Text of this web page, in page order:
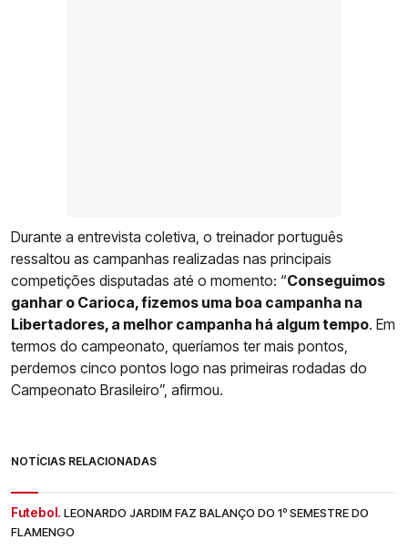
Durante a entrevista coletiva, o treinador português
ressaltou as campanhas realizadas nas principais
competições disputadas até o momento: “Conseguimos
ganhar o Carioca, fizemos uma boa campanha na
Libertadores, a melhor campanha há algum tempo. Em
termos do campeonato, queríamos ter mais pontos,
perdemos cinco pontos logo nas primeiras rodadas do
Campeonato Brasileiro”, afirmou.
NOTÍCIAS RELACIONADAS
Futebol. LEONARDO JARDIM FAZ BALANÇO DO 1º SEMESTRE DO
FLAMENGO